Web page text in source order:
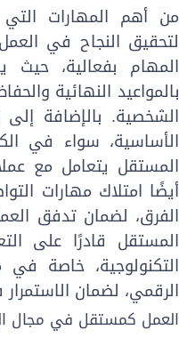
من أهم المهارات
لتحقيق النجاح في
المهام بفعالية،
بالمواعيد النهائية
بالإضافة إلى
الأساسية، سواء في
المستقل يتعامل مع
أيضًا امتلاك مهارات
الفرق، لضمان تدفق
قادرًا على
التكنولوجية، خاصة في
الرقمي، لضمان
العمل كمستقل في مجال